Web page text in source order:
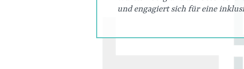
und engagiert sich für eine